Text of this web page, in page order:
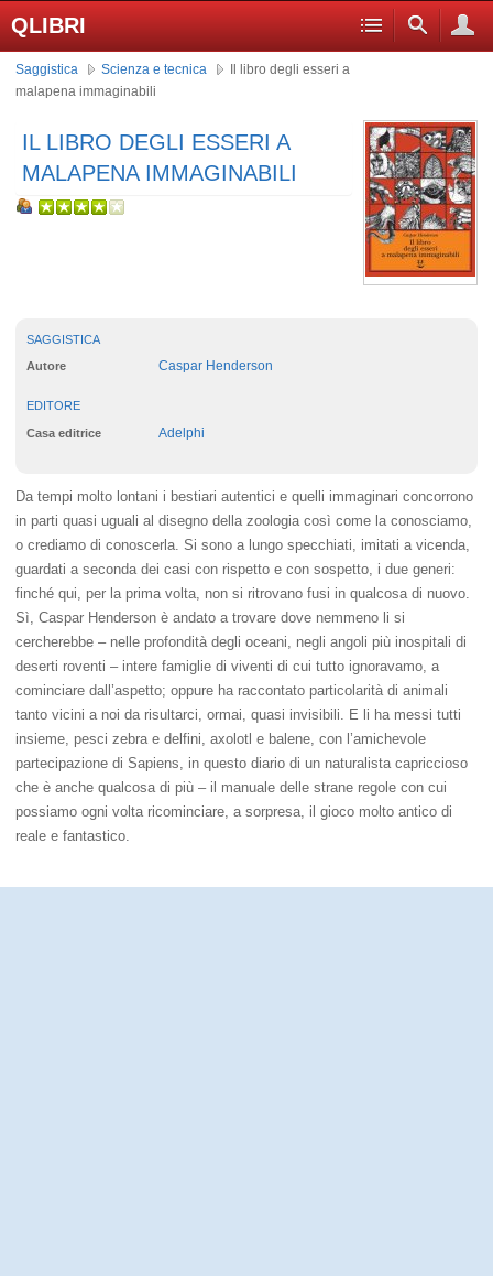
QLIBRI
Saggistica Scienza e tecnica
Il libro degli esseri a
malapena immaginabili
IL LIBRO DEGLI ESSERI A
MALAPENA IMMAGINABILI
SAGGISTICA
Autore Caspar Henderson
EDITORE
Casa editrice Adelphi
Da tempi molto lontani i bestiari autentici e quelli immaginari concorrono
in parti quasi uguali al disegno della zoologia così come la conosciamo,
o crediamo di conoscerla. Si sono a lungo specchiati, imitati a vicenda,
guardati a seconda dei casi con rispetto e con sospetto, i due generi:
finché qui, per la prima volta, non si ritrovano fusi in qualcosa di nuovo.
Sì, Caspar Henderson è andato a trovare dove nemmeno li si
cercherebbe – nelle profondità degli oceani, negli angoli più inospitali di
deserti roventi – intere famiglie di viventi di cui tutto ignoravamo, a
cominciare dall’aspetto; oppure ha raccontato particolarità di animali
tanto vicini a noi da risultarci, ormai, quasi invisibili. E li ha messi tutti
insieme, pesci zebra e delfini, axolotl e balene, con l’amichevole
partecipazione di Sapiens, in questo diario di un naturalista capriccioso
che è anche qualcosa di più – il manuale delle strane regole con cui
possiamo ogni volta ricominciare, a sorpresa, il gioco molto antico di
reale e fantastico.